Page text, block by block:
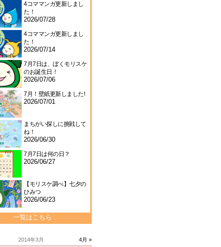
4コママンガ更新しまし
た！
2026/07/28
4コママンガ更新しまし
た！
2026/07/14
7月7日は、ぼくモリスケ
のお誕生日！
2026/07/06
7月！壁紙更新しました!
2026/07/01
まちがい探しに挑戦して
ね！
2026/06/30
7月7日は何の日？
2026/06/27
【モリスケ調べ】七夕の
ひみつ
2026/06/23
一覧はこちら
2014年3月 4月 »